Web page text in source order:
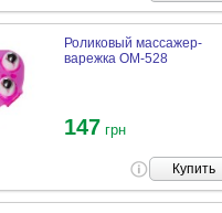
Роликовый массажер-
варежка ОМ-528
147 грн
Купить